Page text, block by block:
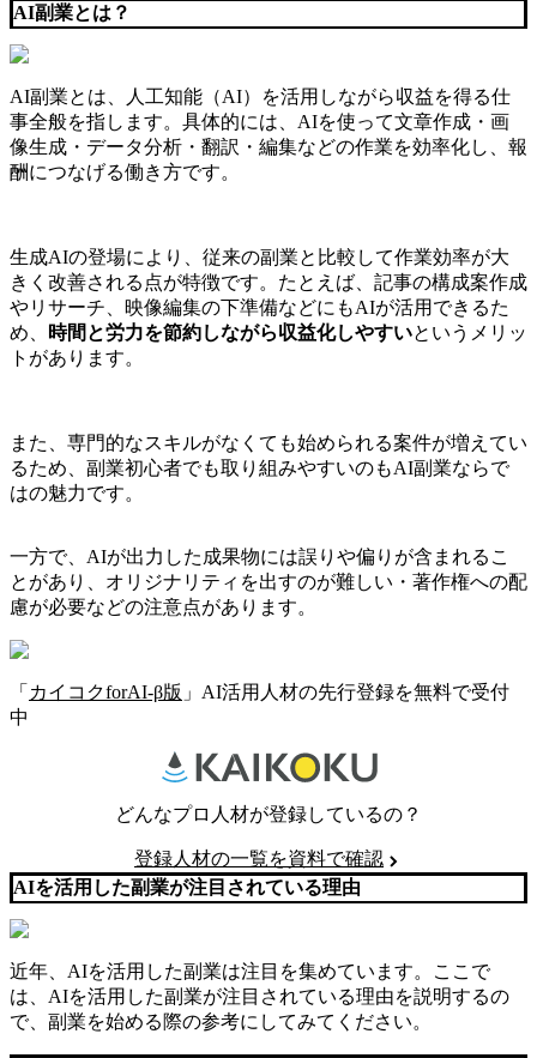
AI副業とは？
AI副業とは、人工知能（AI）を活用しながら収益を得る仕
事全般を指します。具体的には、AIを使って文章作成・画
像生成・データ分析・翻訳・編集などの作業を効率化し、報
酬につなげる働き方です。
生成AIの登場により、従来の副業と比較して作業効率が大
きく改善される点が特徴です。たとえば、記事の構成案作成
やリサーチ、映像編集の下準備などにもAIが活用できるた
め、
時間と労力を節約しながら収益化しやすいというメリッ
トがあります。
また、専門的なスキルがなくても始められる案件が増えてい
るため、副業初心者でも取り組みやすいのもAI副業ならで
はの魅力です。
一方で、AIが出力した成果物には誤りや偏りが含まれるこ
とがあり、オリジナリティを出すのが難しい・著作権への配
慮が必要などの注意点があります。
「 カイコクforAI-β版 」AI活用人材の先行登録を無料で受付
中
どんなプロ人材が登録しているの？
登録人材の一覧を資料で確認
AIを活用した副業が注目されている理由
近年、AIを活用した副業は注目を集めています。ここで
は、AIを活用した副業が注目されている理由を説明するの
で、副業を始める際の参考にしてみてください。